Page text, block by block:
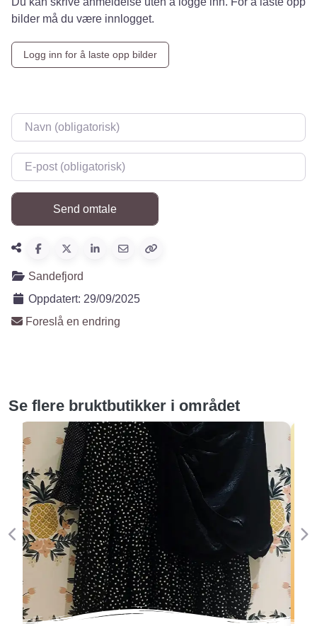
bilder må du være innlogget.
Logg inn for å laste opp bilder
Navn
E-post
Sandefjord
Oppdatert: 29/09/2025
Foreslå en endring
Se flere bruktbutikker i området
Forige